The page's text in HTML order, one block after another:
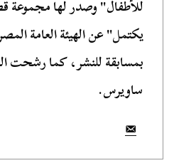
للأطفال" وصدر لها مجموعة
يكتمل" عن الهيئة العامة
بمسابقة للنشر، كما رشحت
ساويرس.